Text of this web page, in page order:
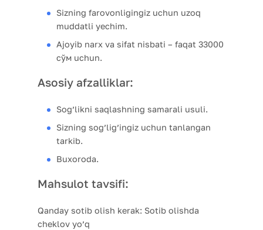
Sizning farovonligingiz uchun uzoq
muddatli yechim.
Ajoyib narx va sifat nisbati – faqat 33000
сўм uchun.
Asosiy afzalliklar:
Sog’likni saqlashning samarali usuli.
Sizning sog’lig’ingiz uchun tanlangan
tarkib.
Buxoroda.
Mahsulot tavsifi:
Qanday sotib olish kerak: Sotib olishda
cheklov yo’q